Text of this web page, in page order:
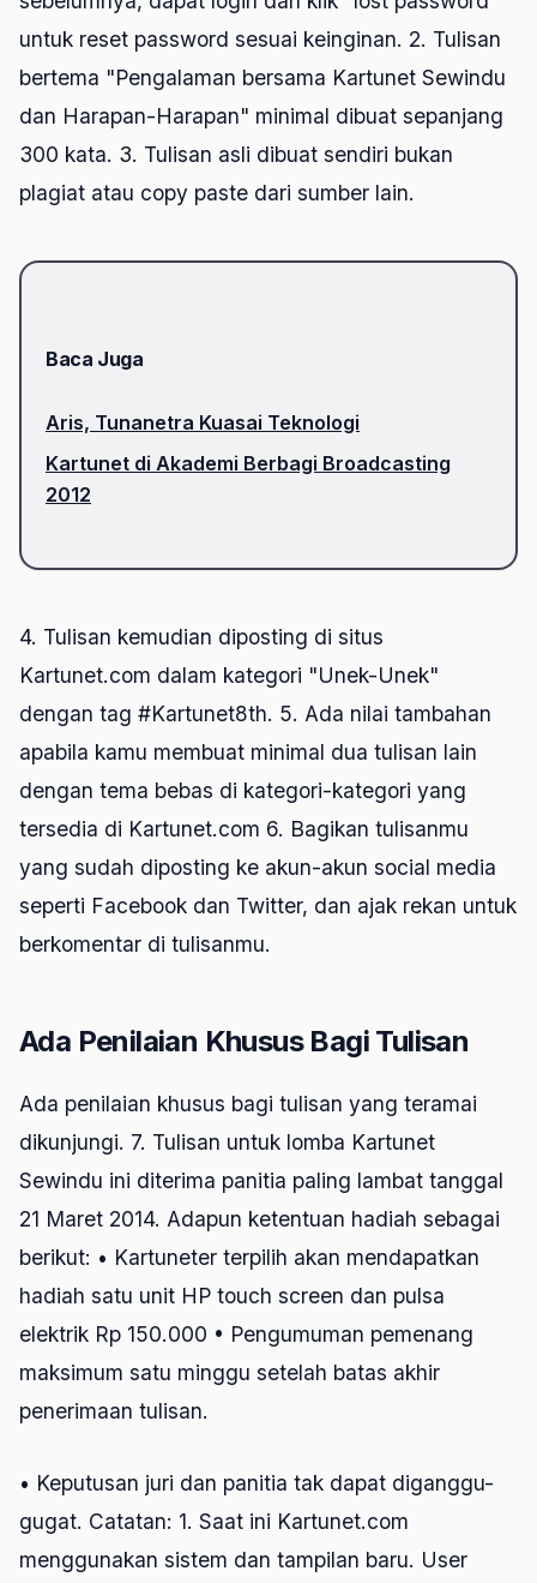
untuk reset password sesuai keinginan. 2. Tulisan
bertema "Pengalaman bersama Kartunet Sewindu
dan Harapan-Harapan" minimal dibuat sepanjang
300 kata. 3. Tulisan asli dibuat sendiri bukan
plagiat atau copy paste dari sumber lain.
Baca Juga
Aris, Tunanetra Kuasai Teknologi
Kartunet di Akademi Berbagi Broadcasting
2012
4. Tulisan kemudian diposting di situs
Kartunet.com dalam kategori "Unek-Unek"
dengan tag #Kartunet8th. 5. Ada nilai tambahan
apabila kamu membuat minimal dua tulisan lain
dengan tema bebas di kategori-kategori yang
tersedia di Kartunet.com 6. Bagikan tulisanmu
yang sudah diposting ke akun-akun social media
seperti Facebook dan Twitter, dan ajak rekan untuk
berkomentar di tulisanmu.
Ada Penilaian Khusus Bagi Tulisan
Ada penilaian khusus bagi tulisan yang teramai
dikunjungi. 7. Tulisan untuk lomba Kartunet
Sewindu ini diterima panitia paling lambat tanggal
21 Maret 2014. Adapun ketentuan hadiah sebagai
berikut: • Kartuneter terpilih akan mendapatkan
hadiah satu unit HP touch screen dan pulsa
elektrik Rp 150.000 • Pengumuman pemenang
maksimum satu minggu setelah batas akhir
penerimaan tulisan.
• Keputusan juri dan panitia tak dapat diganggu-
gugat. Catatan: 1. Saat ini Kartunet.com
menggunakan sistem dan tampilan baru. User